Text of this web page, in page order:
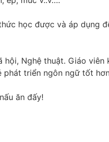
học được và áp dụng
Nghệ thuật. Giáo
phát triển ngôn ngữ tốt
ăn đấy!